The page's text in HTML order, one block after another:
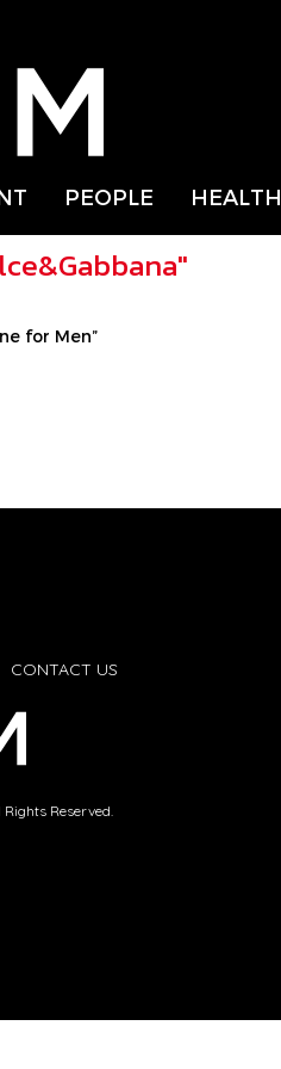
PEOPLE HEALTH
for Men”
CONTACT US
Reserved.